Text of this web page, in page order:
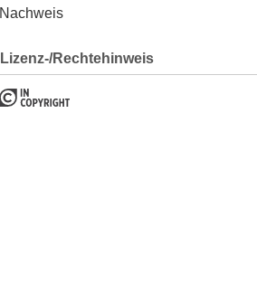
Nachweis
Lizenz-/Rechtehinweis